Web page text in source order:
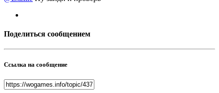
Поделиться сообщением
Ссылка на сообщение